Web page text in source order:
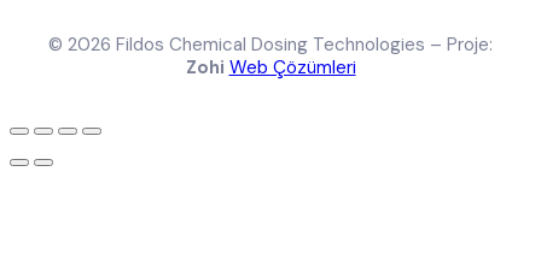
© 2026 Fildos Chemical Dosing Technologies – Proje:
Zohi Web Çözümleri